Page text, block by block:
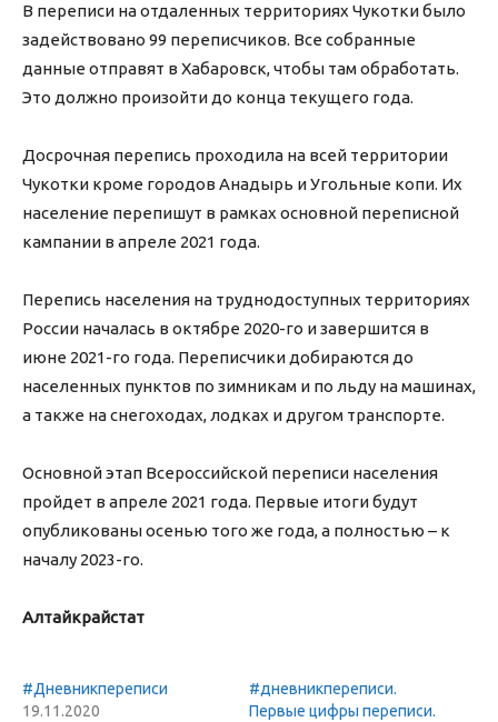
В переписи на отдаленных территориях Чукотки было
задействовано 99 переписчиков. Все собранные
данные отправят в Хабаровск, чтобы там обработать.
Это должно произойти до конца текущего года.
Досрочная перепись проходила на всей территории
Чукотки кроме городов Анадырь и Угольные копи. Их
население перепишут в рамках основной переписной
кампании в апреле 2021 года.
Перепись населения на труднодоступных территориях
России началась в октябре 2020-го и завершится в
июне 2021-го года. Переписчики добираются до
населенных пунктов по зимникам и по льду на машинах,
а также на снегоходах, лодках и другом транспорте.
Основной этап Всероссийской переписи населения
пройдет в апреле 2021 года. Первые итоги будут
опубликованы осенью того же года, а полностью – к
началу 2023-го.
Алтайкрайстат
#Дневникпереписи
19.11.2020
#дневникпереписи.
Первые цифры переписи.